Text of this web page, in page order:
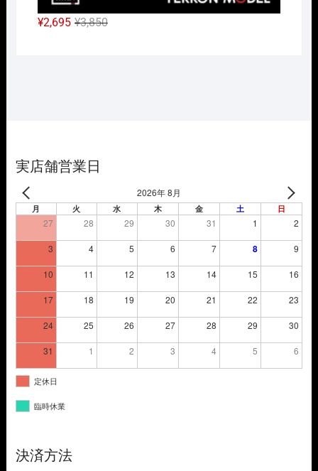
¥3,850元
¥2,695
現
実店舗営業日
2026年 8月
月 火 水 木 金 土 日
27 28 29 30 31 1 2
3 4 5 6 7 8 9
10 11 12 13 14 15 16
17 18 19 20 21 22 23
24 25 26 27 28 29 30
31 1 2 3 4 5 6
定休日
臨時休業
決済方法